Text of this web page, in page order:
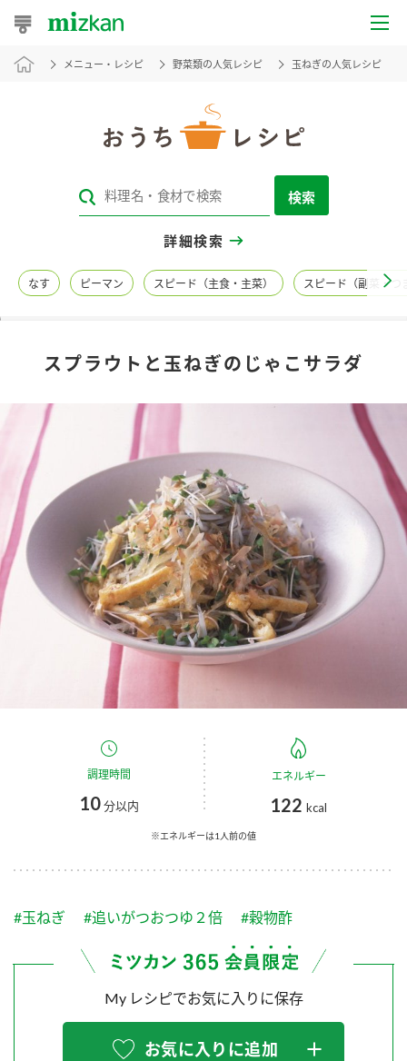
おうちレシピ
レシピカテゴリ一覧
レシピ名特集
商品情報
商品カテゴリ
酢
お酢ドリンク ぽん酢
みりん風・料理酒 鍋用調味料
スープ 中華
ふりかけ おすしの素
炊き込みご飯の素 米飯用調味液
新商品一覧
キャンペーン情報
ブランド・スペシャルサイト
ブランド・スペシャルサイト トップ
商品ブランドサイト
Fibee（ファイビー）
くらしプラ酢
お酢ドリンク
つゆ
鍋なび
PIN印
企業情報
企業理念
ミツカンの歴史
ミツカンを知る
環境への取り組み
ZENB initiative
MIM（ミツカンミュージアム）
販売終了製品のご案内
メニュー・レシピ 野菜類の人気レシピ 玉ねぎの人気レシピ
検索
詳細検索
なす ピーマン スピード（主食・主菜） スピード（副菜・つ
スプラウトと玉ねぎのじゃこサラダ
調理時間
10分以内
エネルギー
122 kcal
※エネルギーは1人前の値
#玉ねぎ #追いがつおつゆ２倍 #穀物酢
My レシピでお気に入りに保存
お気に入りに追加